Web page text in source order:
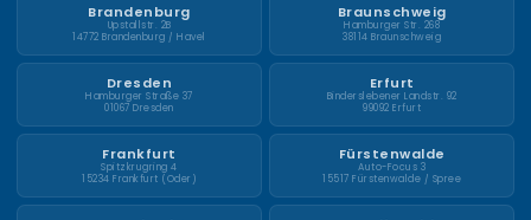
Brandenburg
Upstallstr. 2B
14772 Brandenburg / Havel
Braunschweig
Hamburger Str. 268
38114 Braunschweig
Dresden
Hamburger Straße 37
01067 Dresden
Erfurt
Binderslebener Landstr. 92
99092 Erfurt
Frankfurt
Spitzkrugring 4
15234 Frankfurt (Oder)
Fürstenwalde
Auto-Focus 3
15517 Fürstenwalde / Spree